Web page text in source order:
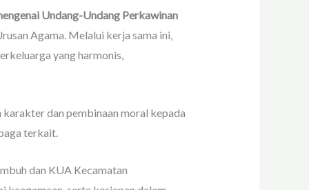
Undang-Undang Perkawinan
Agama. Melalui kerja sama ini,
yang harmonis,
dan pembinaan moral kepada
terkait.
dan KUA Kecamatan